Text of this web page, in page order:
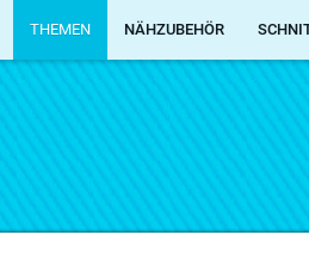
THEMEN NÄHZUBEHÖR